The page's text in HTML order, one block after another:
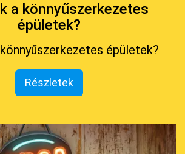
a könnyűszerkezetes
épületek?
épületek?
Részletek